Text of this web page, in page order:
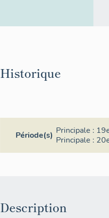
Historique
Période(s) Principale :
Principale :
Description